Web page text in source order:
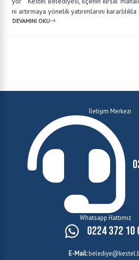
ni artırmaya yönelik yatırımlarını
DEVAMINI OKU
İletişim Merkezi
Whatsapp Hattımız
0224 372 10
E-Mail: